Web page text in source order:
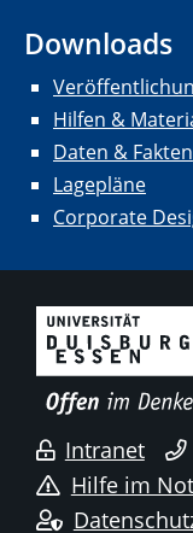
Downloads
Hilfen &
Daten & Fakten
Lagepläne
Corporate
Intranet
Hilfe im